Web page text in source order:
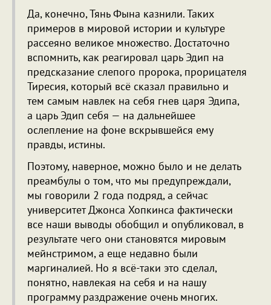
Да, конечно, Тянь Фына казнили. Таких
примеров в мировой истории и культуре
рассеяно великое множество. Достаточно
вспомнить, как реагировал царь Эдип на
предсказание слепого пророка, прорицателя
Тиресия, который всё сказал правильно и
тем самым навлек на себя гнев царя Эдипа,
а царь Эдип себя — на дальнейшее
ослепление на фоне вскрывшейся ему
правды, истины.
Поэтому, наверное, можно было и не делать
преамбулы о том, что мы предупреждали,
мы говорили 2 года подряд, а сейчас
университет Джонса Хопкинса фактически
все наши выводы обобщил и опубликовал, в
результате чего они становятся мировым
мейнстримом, а еще недавно были
маргиналией. Но я всё-таки это сделал,
понятно, навлекая на себя и на нашу
программу раздражение очень многих.